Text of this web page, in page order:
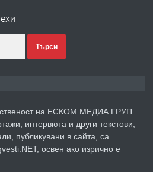
преди 2 години
В МАРОНЯ
Търси
на ЕСКОМ МЕДИА ГРУП
интервюта и други текстови,
публикувани в сайта, са
освен ако изрично е